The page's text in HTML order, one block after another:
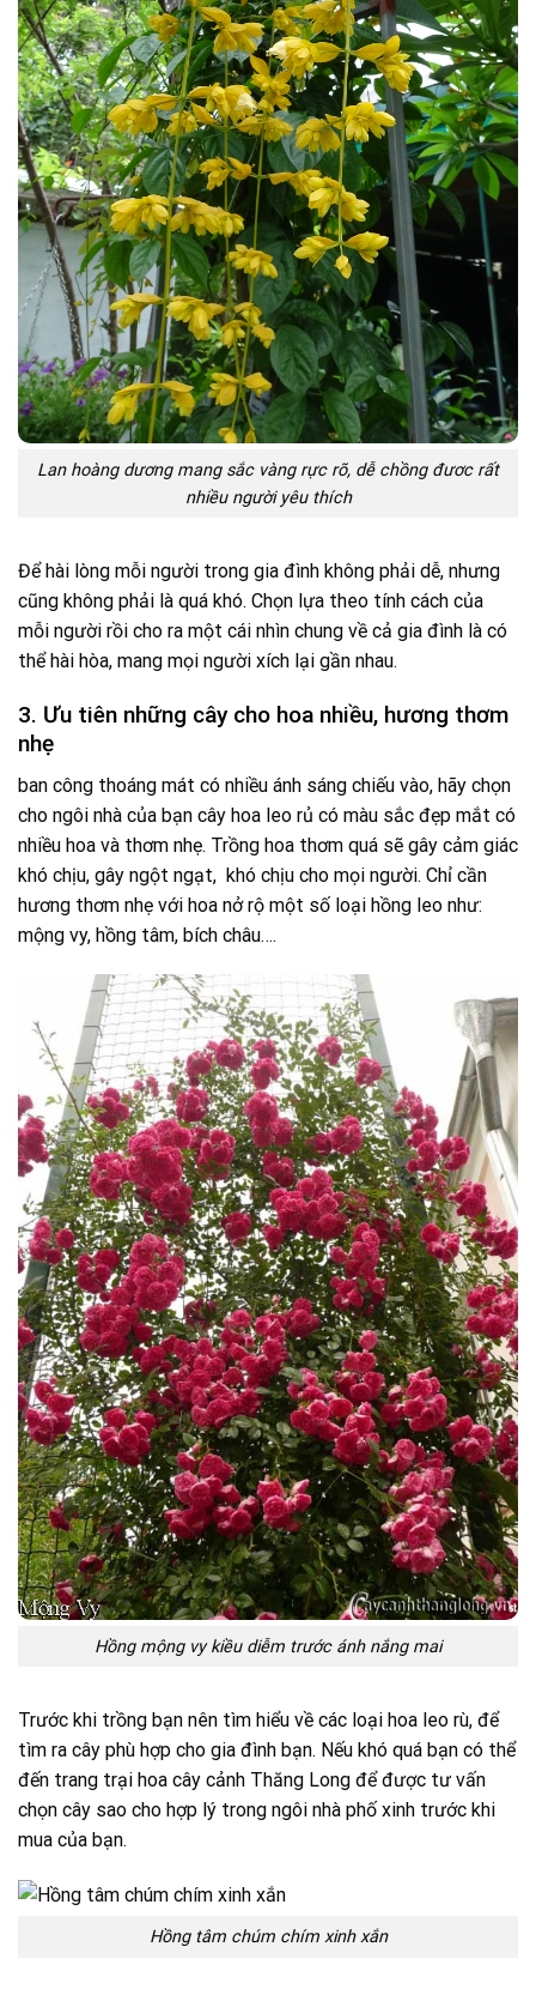
Lan hoàng dương mang sắc vàng rực rõ, dễ chồng đươc rất
nhiều người yêu thích
Để hài lòng mỗi người trong gia đình không phải dễ, nhưng
cũng không phải là quá khó. Chọn lựa theo tính cách của
mỗi người rồi cho ra một cái nhìn chung về cả gia đình là có
thể hài hòa, mang mọi người xích lại gần nhau.
3. Ưu tiên những cây cho hoa nhiều, hương thơm
nhẹ
ban công thoáng mát có nhiều ánh sáng chiếu vào, hãy chọn
cho ngôi nhà của bạn cây hoa leo rủ có màu sắc đẹp mắt có
nhiều hoa và thơm nhẹ. Trồng hoa thơm quá sẽ gây cảm giác
khó chịu, gây ngột ngạt, khó chịu cho mọi người. Chỉ cần
hương thơm nhẹ với hoa nở rộ một số loại hồng leo như:
mộng vy, hồng tâm, bích châu….
Hồng mộng vy kiều diễm trước ánh nắng mai
Trước khi trồng bạn nên tìm hiểu về các loại hoa leo rù, để
tìm ra cây phù hợp cho gia đình bạn. Nếu khó quá bạn có thể
đến trang trại hoa cây cảnh Thăng Long để được tư vấn
chọn cây sao cho hợp lý trong ngôi nhà phố xinh trước khi
mua của bạn.
Hồng tâm chúm chím xinh xắn